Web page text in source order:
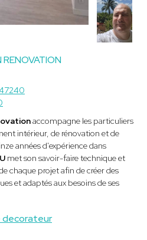
decorateur
accompagne les particuliers
intérieur, de rénovation et de
années d'expérience dans
met son savoir-faire technique et
chaque projet afin de créer des
et adaptés aux besoins de ses